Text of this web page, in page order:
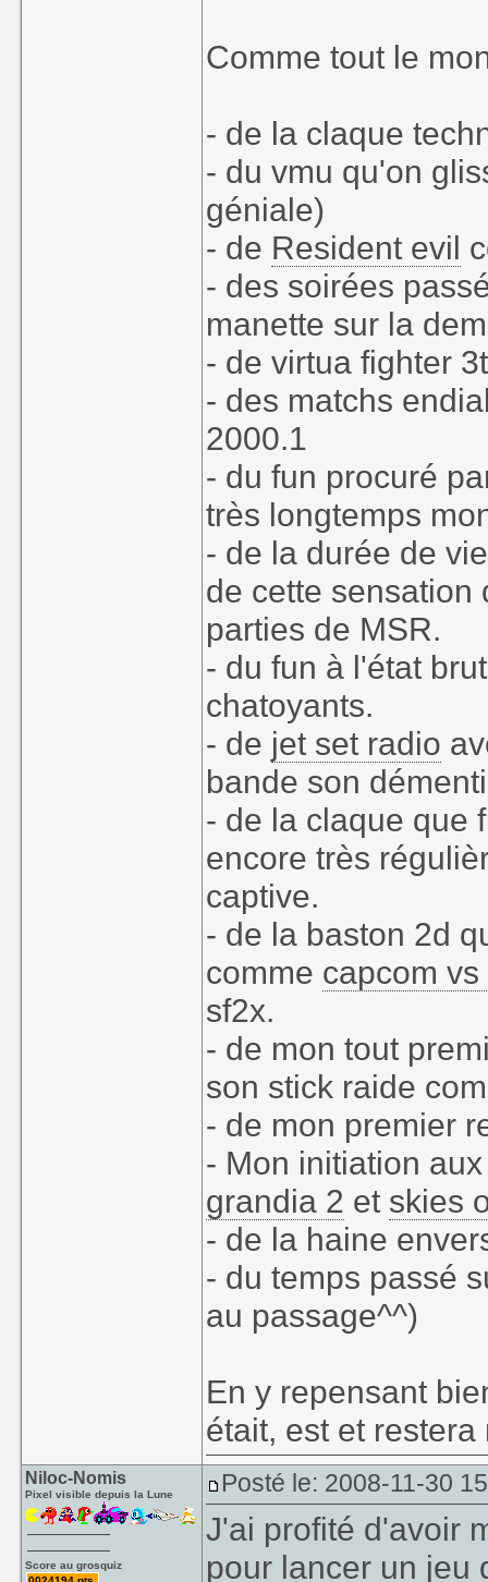
Comme tout le
- de la claque
- du vmu qu'on
géniale)
- de Resident evil
- des soirées
manette sur la
- de virtua fighter
- des matchs
2000.1
- du fun procuré
très longtemps
- de la durée de
de cette sensation
parties de MSR.
- du fun à l'état
chatoyants.
- de jet set radio
bande son
- de la claque que
encore très
captive.
- de la baston 2d
comme capcom vs
sf2x.
- de mon tout
son stick raide
- de mon premier
- Mon initiation
grandia 2 et skies
- de la haine
- du temps passé
au passage^^)
En y repensant
était, est et
Niloc-Nomis
Pixel visible depuis la Lune
Score au grosquiz
Posté le: 2008-11-30
J'ai profité d'avoir
pour lancer un jeu